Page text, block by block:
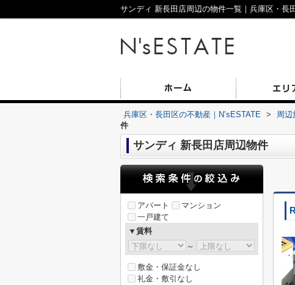
サンディ 新長田店周辺の物件一覧｜兵庫区・長
兵庫区・長田区の不動産｜N’sESTATE > 周辺
件
サンディ 新長田店周辺物件
アパート
マンション
一戸建て
▼賃料
～
敷金・保証金なし
礼金・敷引なし